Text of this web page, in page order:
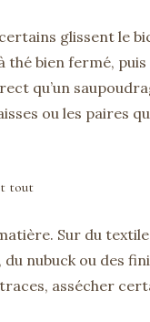
glissent le
bien fermé,
qu’un
ou les paires
tout
Sur du
nubuck ou des
assécher